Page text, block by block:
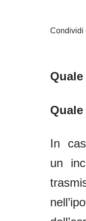
Condividi
In
un